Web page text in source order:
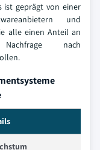
ist geprägt von einer
und
alle einen Anteil an
nach